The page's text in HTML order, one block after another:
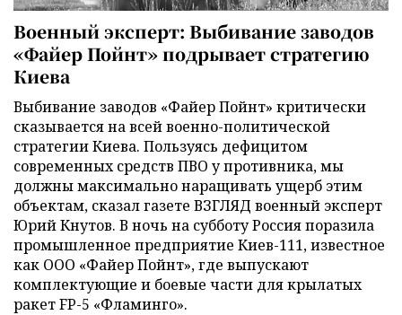
Военный эксперт: Выбивание заводов
«Файер Пойнт» подрывает стратегию
Киева
Выбивание заводов «Файер Пойнт» критически
сказывается на всей военно-политической
стратегии Киева. Пользуясь дефицитом
современных средств ПВО у противника, мы
должны максимально наращивать ущерб этим
объектам, сказал газете ВЗГЛЯД военный эксперт
Юрий Кнутов. В ночь на субботу Россия поразила
промышленное предприятие Киев-111, известное
как ООО «Файер Пойнт», где выпускают
комплектующие и боевые части для крылатых
ракет FP-5 «Фламинго».